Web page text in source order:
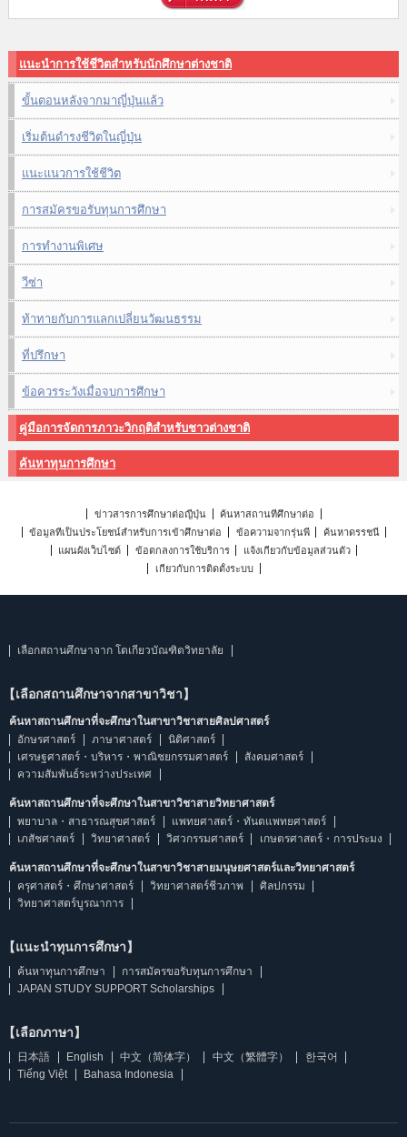
แนะนำการใช้ชีวิตสำหรับนักศึกษาต่างชาติ
ขั้นตอนหลังจากมาญี่ปุ่นแล้ว
เริ่มต้นดำรงชีวิตในญี่ปุ่น
แนะแนวการใช้ชีวิต
การสมัครขอรับทุนการศึกษา
การทำงานพิเศษ
วีซ่า
ท้าทายกับการแลกเปลี่ยนวัฒนธรรม
ที่ปรึกษา
ข้อควรระวังเมื่อจบการศึกษา
คู่มือการจัดการภาวะวิกฤติสำหรับชาวต่างชาติ
ค้นหาทุนการศึกษา
ข่าวสารการศึกษาต่อญี่ปุ่น
ค้นหาสถานที่ศึกษาต่อ
ข้อมูลที่เป็นประโยชน์สำหรับการเข้าศึกษาต่อ
ข้อความจากรุ่นพี่
ค้นหาดรรชนี
แผนผังเว็บไซต์
ข้อตกลงการใช้บริการ
แจ้งเกี่ยวกับข้อมูลส่วนตัว
เกี่ยวกับการติดตั้งระบบ
เลือกสถานศึกษาจาก โตเกียวบัณฑิตวิทยาลัย
【เลือกสถานศึกษาจากสาขาวิชา】
ค้นหาสถานศึกษาที่จะศึกษาในสาขาวิชาสายศิลปศาสตร์
อักษรศาสตร์
ภาษาศาสตร์
นิติศาสตร์
เศรษฐศาสตร์・บริหาร・พาณิชยกรรมศาสตร์
สังคมศาสตร์
ความสัมพันธ์ระหว่างประเทศ
ค้นหาสถานศึกษาที่จะศึกษาในสาขาวิชาสายวิทยาศาสตร์
พยาบาล・สาธารณสุขศาสตร์
แพทยศาสตร์・ทันตแพทยศาสตร์
เภสัชศาสตร์
วิทยาศาสตร์ วิศวกรรมศาสตร์ เกษตรศาสตร์・การประมง
ค้นหาสถานศึกษาที่จะศึกษาในสาขาวิชาสายมนุษยศาสตร์และวิทยาศาสตร์
ครุศาสตร์・ศึกษาศาสตร์
วิทยาศาสตร์ชีวภาพ
ศิลปกรรม
วิทยาศาสตร์บูรณาการ
【แนะนำทุนการศึกษา】
ค้นหาทุนการศึกษา
การสมัครขอรับทุนการศึกษา
JAPAN STUDY SUPPORT Scholarships
【เลือกภาษา】
日本語 English 中文（简体字） 中文（繁體字）
한국어
Tiếng Việt
Bahasa Indonesia